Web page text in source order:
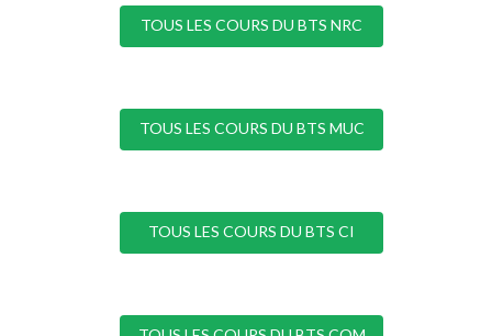
TOUS LES COURS DU BTS NRC
TOUS LES COURS DU BTS MUC
TOUS LES COURS DU BTS CI